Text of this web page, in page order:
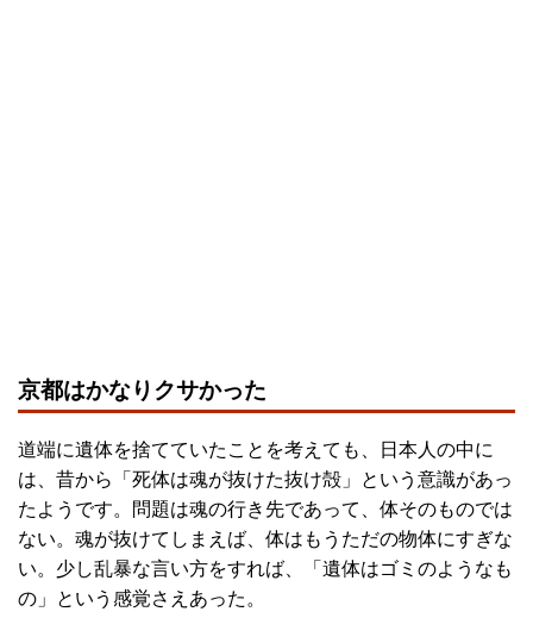
京都はかなりクサかった
道端に遺体を捨てていたことを考えても、日本人の中に
は、昔から「死体は魂が抜けた抜け殻」という意識があっ
たようです。問題は魂の行き先であって、体そのものでは
ない。魂が抜けてしまえば、体はもうただの物体にすぎな
い。少し乱暴な言い方をすれば、「遺体はゴミのようなも
の」という感覚さえあった。